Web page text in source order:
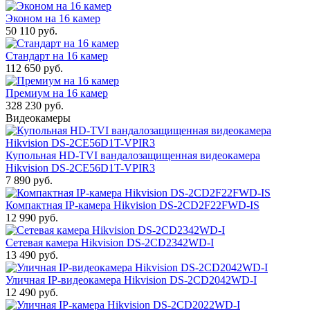
Эконом на 16 камер
50 110 руб.
Стандарт на 16 камер
112 650 руб.
Премиум на 16 камер
328 230 руб.
Видеокамеры
Купольная HD-TVI вандалозащищенная видеокамера
Hikvision DS-2CE56D1T-VPIR3
7 890 руб.
Компактная IP-камера Hikvision DS-2CD2F22FWD-IS
12 990 руб.
Сетевая камера Hikvision DS-2CD2342WD-I
13 490 руб.
Уличная IP-видеокамера Hikvision DS-2CD2042WD-I
12 490 руб.